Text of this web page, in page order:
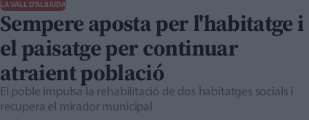
LA VALL D'ALBAIDA
Sempere aposta per l'habitatge i
el paisatge per continuar
atraient població
El poble impulsa la rehabilitació de dos habitatges socials i
recupera el mirador municipal